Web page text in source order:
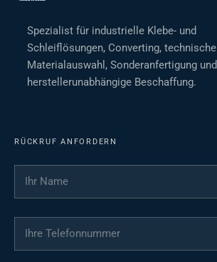
Spezialist für industrielle Klebe- und
Schleiflösungen, Converting, technische
Materialauswahl, Sonderanfertigung und
herstellerunabhängige Beschaffung.
RÜCKRUF ANFORDERN
Ihr Name
Ihre Telefonnummer